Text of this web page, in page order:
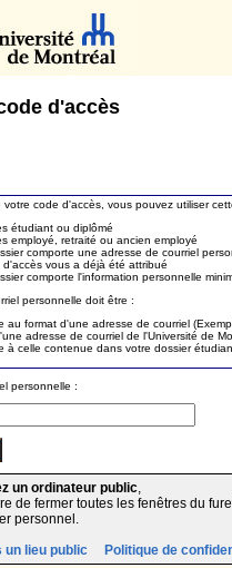
d'accès
code d'accès, vous pouvez utiliser
étudiant ou diplômé
employé, retraité ou ancien employé
comporte une adresse de courriel
d'accès vous a déjà été attribué
comporte l'information personnelle
personnelle doit être :
au format d'une adresse de courriel
adresse de courriel de l'Université de
à celle contenue dans votre dossier
personnelle :
un ordinateur public,
de fermer toutes les fenêtres du
personnel.
un lieu public
Politique de